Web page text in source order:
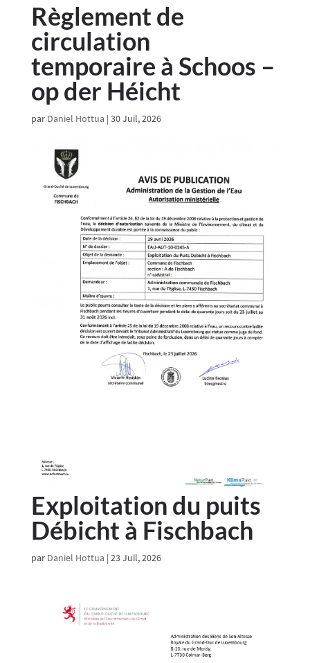
Règlement de
circulation
temporaire à Schoos –
op der Héicht
par Daniel Hottua | 30 Juil, 2026
Exploitation du puits
Débicht à Fischbach
par Daniel Hottua | 23 Juil, 2026